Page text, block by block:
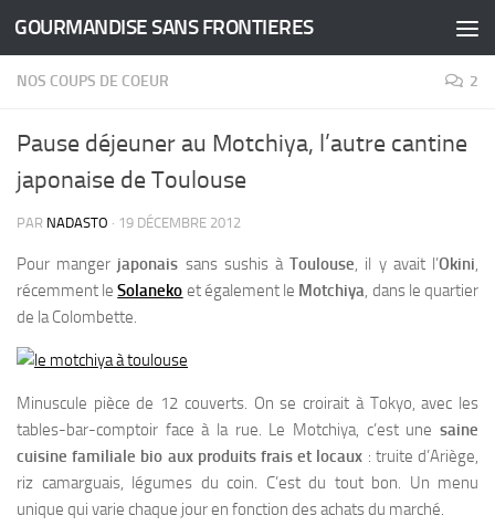
Skip to content
GOURMANDISE SANS FRONTIERES
NOS COUPS DE COEUR 2
Pause déjeuner au Motchiya, l’autre cantine
japonaise de Toulouse
PAR NADASTO · 19 DÉCEMBRE 2012
Pour manger japonais sans sushis àToulouse, il y avait l’Okini,
récemment leSolaneko et également le Motchiya, dans le quartier
de la Colombette.
Minuscule pièce de 12 couverts. On se croirait à Tokyo, avec les
tables-bar-comptoir face à la rue. Le Motchiya, c’est une saine
cuisine familiale bio aux produits frais et locaux : truite d’Ariège,
riz camarguais, légumes du coin. C’est du tout bon. Un menu
unique qui varie chaque jour en fonction des achats du marché.